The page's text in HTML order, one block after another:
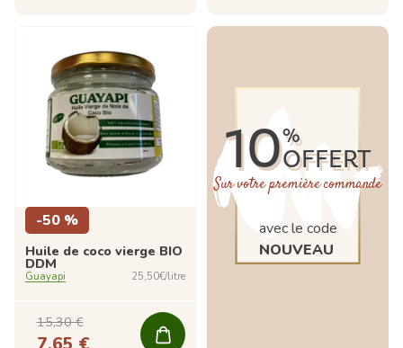
-50 %
Huile de coco vierge BIO
DDM
Guayapi 25,50€/litre
15,30 €
10%
OFFERT
Sur votre première commande
avec le code
NOUVEAU